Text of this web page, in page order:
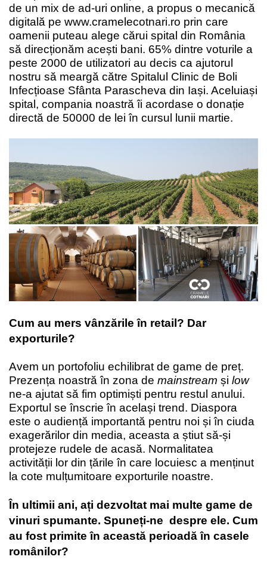
de un mix de ad-uri online, a propus o mecanică
digitală pe www.cramelecotnari.ro prin care
oamenii puteau alege cărui spital din România
să direcționăm acești bani. 65% dintre voturile a
peste 2000 de utilizatori au decis ca ajutorul
nostru să meargă către Spitalul Clinic de Boli
Infecțioase Sfânta Parascheva din Iași. Aceluiași
spital, compania noastră îi acordase o donație
directă de 50000 de lei în cursul lunii martie.
Cum au mers vânzările în retail? Dar
exporturile?
Avem un portofoliu echilibrat de game de preț.
Prezența noastră în zona de mainstream și low
ne-a ajutat să fim optimiști pentru restul anului.
Exportul se înscrie în același trend. Diaspora
este o audiență importantă pentru noi și în ciuda
exagerărilor din media, aceasta a știut să-și
protejeze rudele de acasă. Normalitatea
activității lor din țările în care locuiesc a menținut
la cote mulțumitoare exporturile noastre.
În ultimii ani, ați dezvoltat mai multe game de
vinuri spumante. Spuneți-ne despre ele. Cum
au fost primite în această perioadă în casele
românilor?